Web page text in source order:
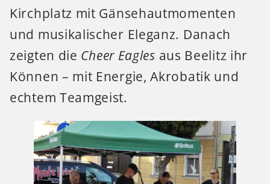
Kirchplatz mit Gänsehautmomenten
und musikalischer Eleganz. Danach
zeigten die Cheer Eagles aus Beelitz ihr
Können – mit Energie, Akrobatik und
echtem Teamgeist.